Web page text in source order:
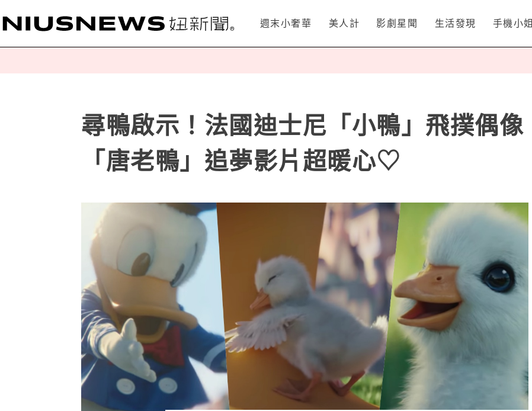
週末小奢華 美人計 影劇星聞 生活發現 手機小姐
尋鴨啟示！法國迪士尼「小鴨」飛撲偶像
「唐老鴨」追夢影片超暖心♡